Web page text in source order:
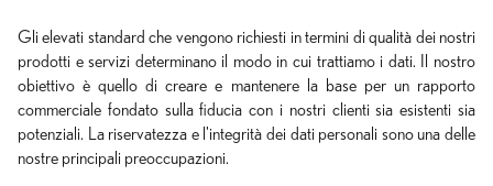
Gli elevati standard che vengono richiesti in termini di qualità dei nostri
prodotti e servizi determinano il modo in cui trattiamo i dati. Il nostro
obiettivo è quello di creare e mantenere la base per un rapporto
commerciale fondato sulla fiducia con i nostri clienti sia esistenti sia
potenziali. La riservatezza e l'integrità dei dati personali sono una delle
nostre principali preoccupazioni.